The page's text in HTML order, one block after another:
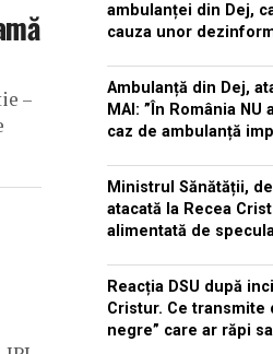
–
ambulanței din Dej,
cauza unor
Ambulanță din Dej,
MAI: ”În România
caz de ambulanță
Ministrul Sănătății,
atacată la Recea
alimentată de
Reacția DSU după
Cristur. Ce transmite
negre” care ar răpi